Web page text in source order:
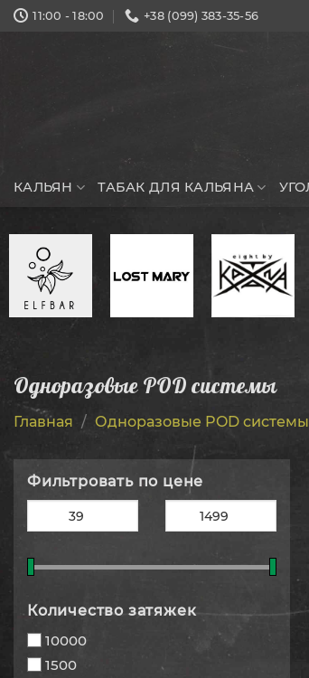
Skip 11:00 - 18:00 +38 (099) 383-35-56
КАЛЬЯН ТАБАК ДЛЯ КАЛЬЯНА
Одноразовые POD системы
Главная / Одноразовые POD системы
Фильтровать по цене
Количество затяжек
10000
1500